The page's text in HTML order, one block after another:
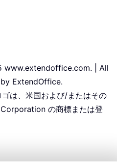
| All
ExtendOffice.
は、米国および/またはその
の商標または登